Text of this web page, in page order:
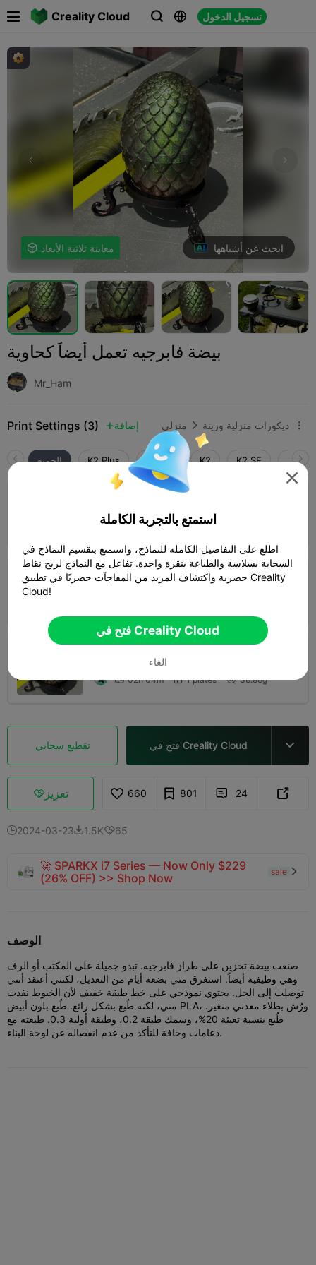
Creality Cloud   تسجيل الدخول
 
 معاينة ثلاثية الأبعاد ابحث عن أشباهها
بيضة فابرجيه تعمل أيضاً كحاوية
Mr_Ham
Print Settings (3)  إضافة منزلي  ديكورات منزلية وزينة 
الجميع K2 Plus K2 Pro K2 K2 SE
 05h 46m  1 plates
طبقة 0.2 مم، جداران، تعبئة 15%
 02h 04m  1 plates  38.88g
تقطيع سحابي فتح في Creality Cloud 
تعزيز 660 801  24 
2024-03-231.5K65
🚀 SPARKX i7 Series — Now Only $229
(26% OFF) >> Shop Now
sale 
الوصف
صنعت بيضة تخزين على طراز فابرجيه. تبدو جميلة على المكتب أو الرف
وهي وظيفية أيضاً. استغرق مني بضعة أيام من التعديل، لكنني أعتقد أنني
توصلت إلى الحل. يحتوي نموذجي على خط طبقة خفيف لأن الخيوط نفدت
مني، لكنه طُبع بشكل رائع. طُبع بلون أبيض PLA، ورُش بطلاء معدني متغير.
طُبع بنسبة تعبئة 20%، وسمك طبقة 0.2، وطبقة أولية 0.3. طبعته مع
دعامات وحافة للتأكد من عدم انفصاله عن لوحة البناء.

استمتع بالتجربة الكاملة
اطلع على التفاصيل الكاملة للنماذج، واستمتع بتقسيم النماذج في
السحابة بسلاسة والطباعة بنقرة واحدة. تفاعل مع النماذج لربح نقاط
حصرية واكتشاف المزيد من المفاجآت حصريًا في تطبيق Creality
Cloud!
فتح في Creality Cloud
الغاء